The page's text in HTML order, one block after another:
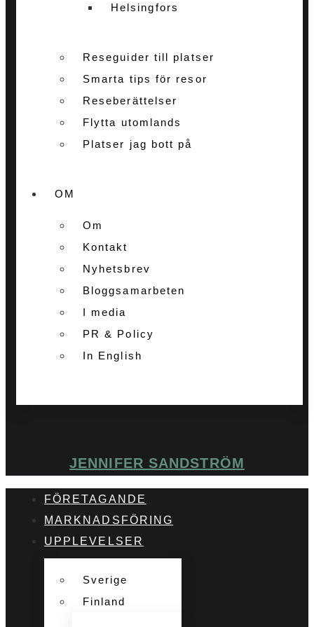
Helsingfors
Reseguider till platser
Smarta tips för resor
Reseberättelser
Flytta utomlands
Platser jag bott på
OM
Om
Kontakt
Nyhetsbrev
Bloggsamarbeten
I media
PR & Policy
In English
JENNIFER SANDSTRÖM
FÖRETAGANDE
MARKNADSFÖRING
UPPLEVELSER
Sverige
Finland